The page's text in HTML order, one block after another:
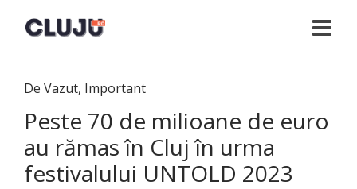
De Vazut, Important
Peste 70 de milioane de euro
au rămas în Cluj în urma
festivalului UNTOLD 2023